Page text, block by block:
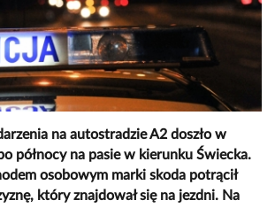
na autostradzie A2 doszło w
północy na pasie w kierunku Świecka.
osobowym marki skoda potrącił
który znajdował się na jezdni. Na